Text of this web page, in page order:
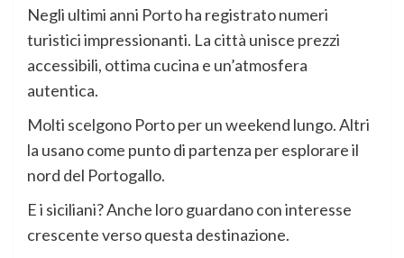
Negli ultimi anni Porto ha registrato numeri
turistici impressionanti. La città unisce prezzi
accessibili, ottima cucina e un’atmosfera
autentica.
Molti scelgono Porto per un weekend lungo. Altri
la usano come punto di partenza per esplorare il
nord del Portogallo.
E i siciliani? Anche loro guardano con interesse
crescente verso questa destinazione.